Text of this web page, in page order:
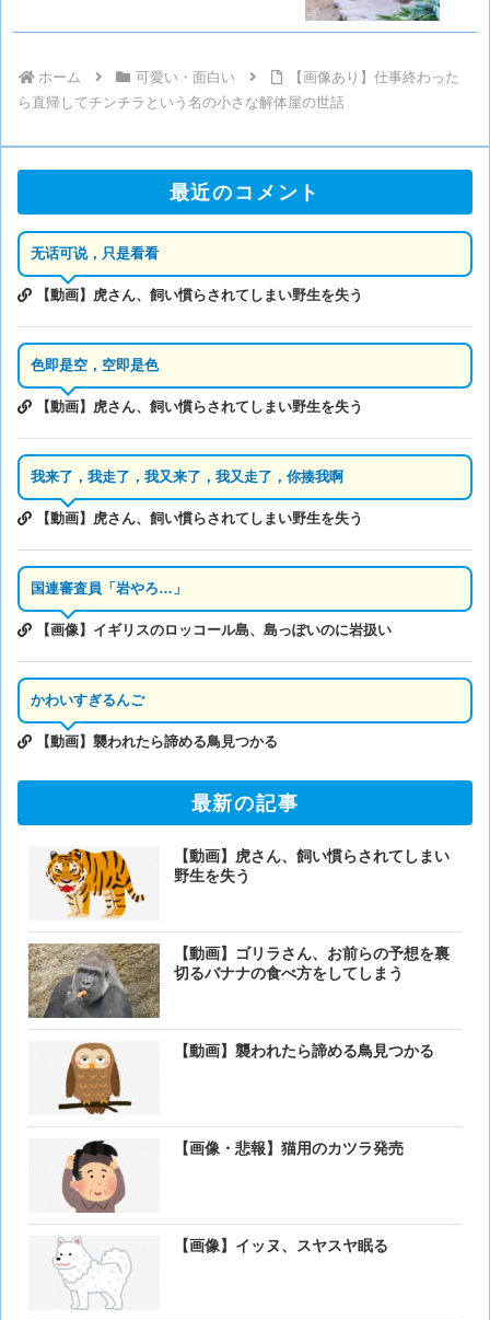
ホーム 可愛い・面白い
【画像あり】仕事終わった
ら直帰してチンチラという名の小さな解体屋の世話
最近のコメント
无话可说，只是看看
【動画】虎さん、飼い慣らされてしまい野生を失う
色即是空，空即是色
【動画】虎さん、飼い慣らされてしまい野生を失う
我来了，我走了，我又来了，我又走了，你揍我啊
【動画】虎さん、飼い慣らされてしまい野生を失う
国連審査員「岩やろ…」
【画像】イギリスのロッコール島、島っぽいのに岩扱い
かわいすぎるんご
【動画】襲われたら諦める鳥見つかる
最新の記事
【動画】虎さん、飼い慣らされてしまい
野生を失う
【動画】ゴリラさん、お前らの予想を裏
切るバナナの食べ方をしてしまう
【動画】襲われたら諦める鳥見つかる
【画像・悲報】猫用のカツラ発売
【画像】イッヌ、スヤスヤ眠る